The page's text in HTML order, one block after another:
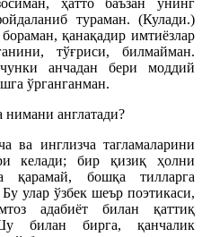
ҳатто баъзан унинг
тураман. (Кулади.)
қанақадир имтиёзлар
тўғриси, билмайман.
анчадан бери моддий
ўрганганман.
англатади?
ва инглизча тагламаларини
келади; бир қизиқ ҳолни
қарамай, бошқа тилларга
улар ўзбек шеър поэтикаси,
адабиёт билан қаттиқ
билан бирга, қанчалик